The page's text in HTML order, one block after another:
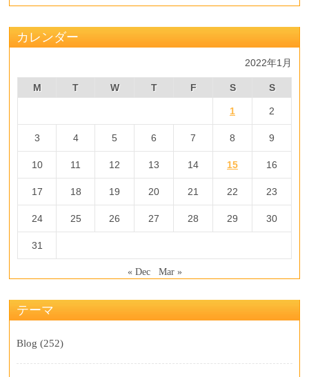
カレンダー
2022年1月
M T W T F S S
1 2
3 4 5 6 7 8 9
10 11 12 13 14 15 16
17 18 19 20 21 22 23
24 25 26 27 28 29 30
31
« Dec Mar »
テーマ
Blog (252)